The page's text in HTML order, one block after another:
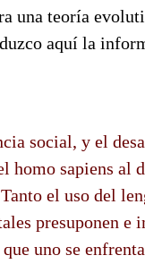
una teoría
aquí la
social, y el
homo sapiens al
el uso del
presuponen e
uno se